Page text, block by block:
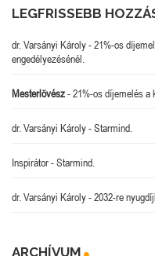
LEGFRISSEBB
dr. Varsányi Károly-21%-os
engedélyezésénél.
Mesterlövész-21%-os díjemelés a
dr. Varsányi Károly-Starmind.
Inspirátor-Starmind.
dr. Varsányi Károly-2032-re
ARCHÍVUM